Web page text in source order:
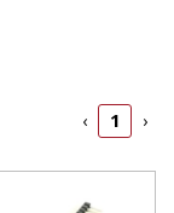
‹ 1 ›